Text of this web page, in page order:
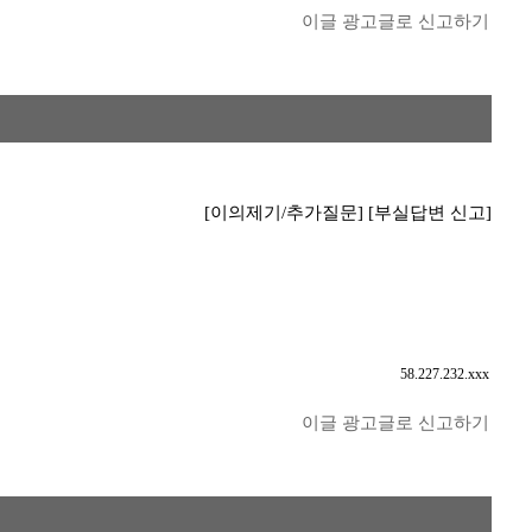
이글 광고글로 신고하기
[이의제기/추가질문] [부실답변 신고]
58.227.232.xxx
이글 광고글로 신고하기